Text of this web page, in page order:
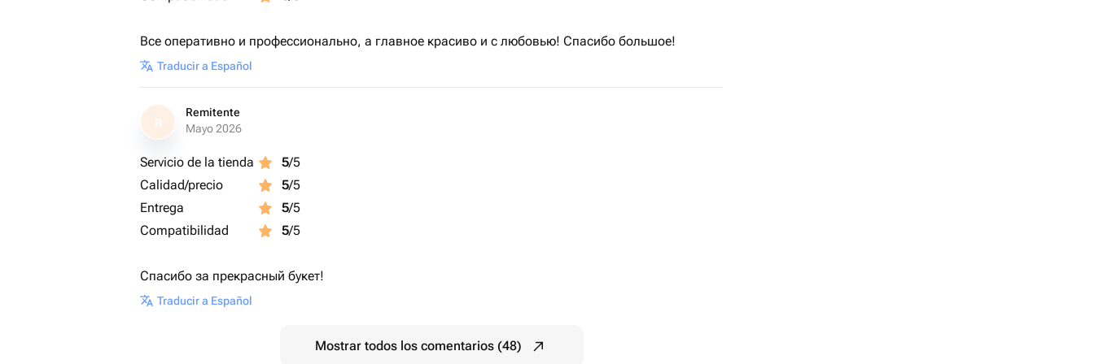
Все оперативно и профессионально, а главное красиво и с любовью! Спасибо большое!
Traducir a Español
R
Remitente
Mayo 2026
Servicio de la tienda 5/5
Calidad/precio
5/5
Entrega
5/5
Compatibilidad
5/5
Спасибо за прекрасный букет!
Traducir a Español
Mostrar todos los comentarios (48)